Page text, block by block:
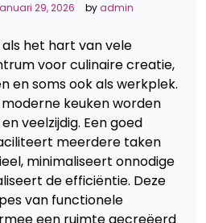
29, 2026 byadmin
het hart van vele
voor culinaire creatie,
en soms ook als werkplek.
keuken worden
veelzijdig. Een goed
meerdere taken
minimaliseert onnodige
de efficiëntie. Deze
van functionele